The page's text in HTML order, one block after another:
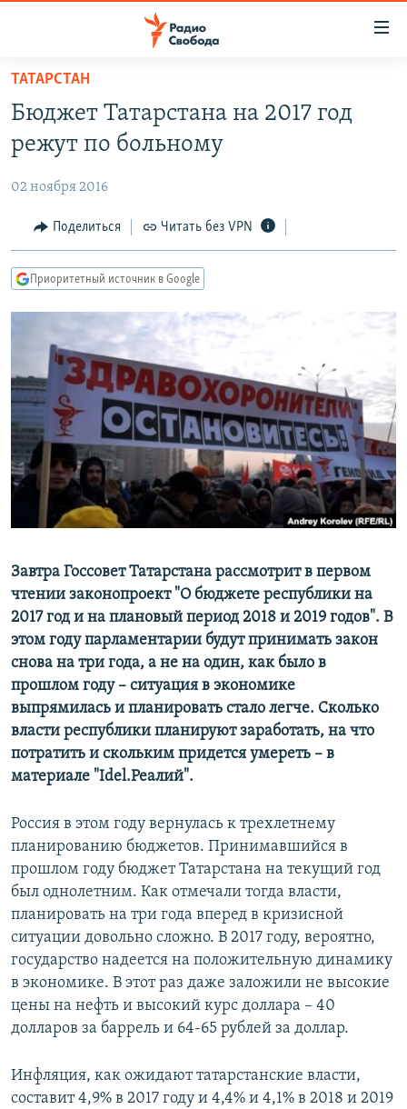
упрощенного
доступа
основному
Вернутся
главной
навигации
Вернутся
поиску
ПОДКАСТЫ
АВТОРСКИЕ ПРОЕКТЫ
ЦИТАТЫ СВОБОДЫ
МНЕНИЯ
IDEL.РЕАЛИИ
СЕВЕР.РЕАЛИИ
СИБИРЬ.РЕАЛИИ
РАСПИСАНИЕ ВЕЩАНИЯ
ПОДПИШИТЕСЬ НА РАССЫЛКУ
СОЦИАЛЬНЫЕ СЕТИ
Все сайты РСЕ/РС
ТАТАРСТАН
Бюджет Татарстана на 2017 год
режут по больному
02 ноября 2016
Поделиться Читать без VPN
Приоритетный источник в Google
Завтра Госсовет Татарстана рассмотрит в первом
чтении законопроект "О бюджете республики на
2017 год и на плановый период 2018 и 2019 годов". В
этом году парламентарии будут принимать закон
снова на три года, а не на один, как было в
прошлом году – ситуация в экономике
выпрямилась и планировать стало легче. Сколько
власти республики планируют заработать, на что
потратить и скольким придется умереть – в
материале "Idel.Реалий".
Россия в этом году вернулась к трехлетнему
планированию бюджетов. Принимавшийся в
прошлом году бюджет Татарстана на текущий год
был однолетним. Как отмечали тогда власти,
планировать на три года вперед в кризисной
ситуации довольно сложно. В 2017 году, вероятно,
государство надеется на положительную динамику
в экономике. В этот раз даже заложили не высокие
цены на нефть и высокий курс доллара – 40
долларов за баррель и 64-65 рублей за доллар.
Инфляция, как ожидают татарстанские власти,
составит 4,9% в 2017 году и 4,4% и 4,1% в 2018 и 2019